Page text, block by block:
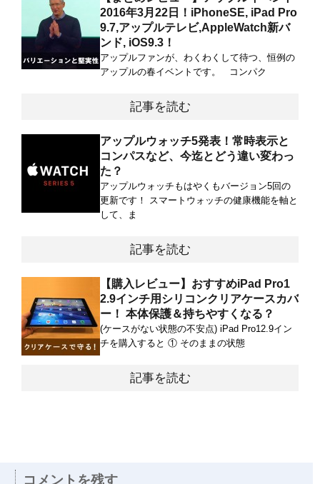
2016年3月22日！iPhoneSE, iPad Pro
9.7,アップルテレビ,AppleWatch新バ
ンド, iOS9.3！
アップルファンが、わくわくして待つ、恒例の
アップルの春イベントです。 コンパク
記事を読む
アップルウォッチ5発表！常時表示と
コンパスなど、今迄とどう違い変わっ
た？
アップルウォッチもはやくもバージョン5回の
更新です！ スマートウォッチの健康機能を軸と
して、ま
記事を読む
【購入レビュー】おすすめiPad Pro1
2.9インチ用シリコンクリアケースカバ
ー！ 本体保護＆持ちやすくなる？
(ケースがない状態の不安点) iPad Pro12.9イン
チを購入すると ① そのままの状態
記事を読む
コメントを残す